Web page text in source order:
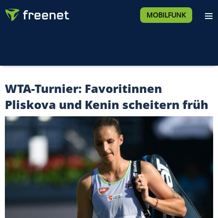
MOBILFUNK
WTA-Turnier: Favoritinnen
Pliskova und Kenin scheitern früh